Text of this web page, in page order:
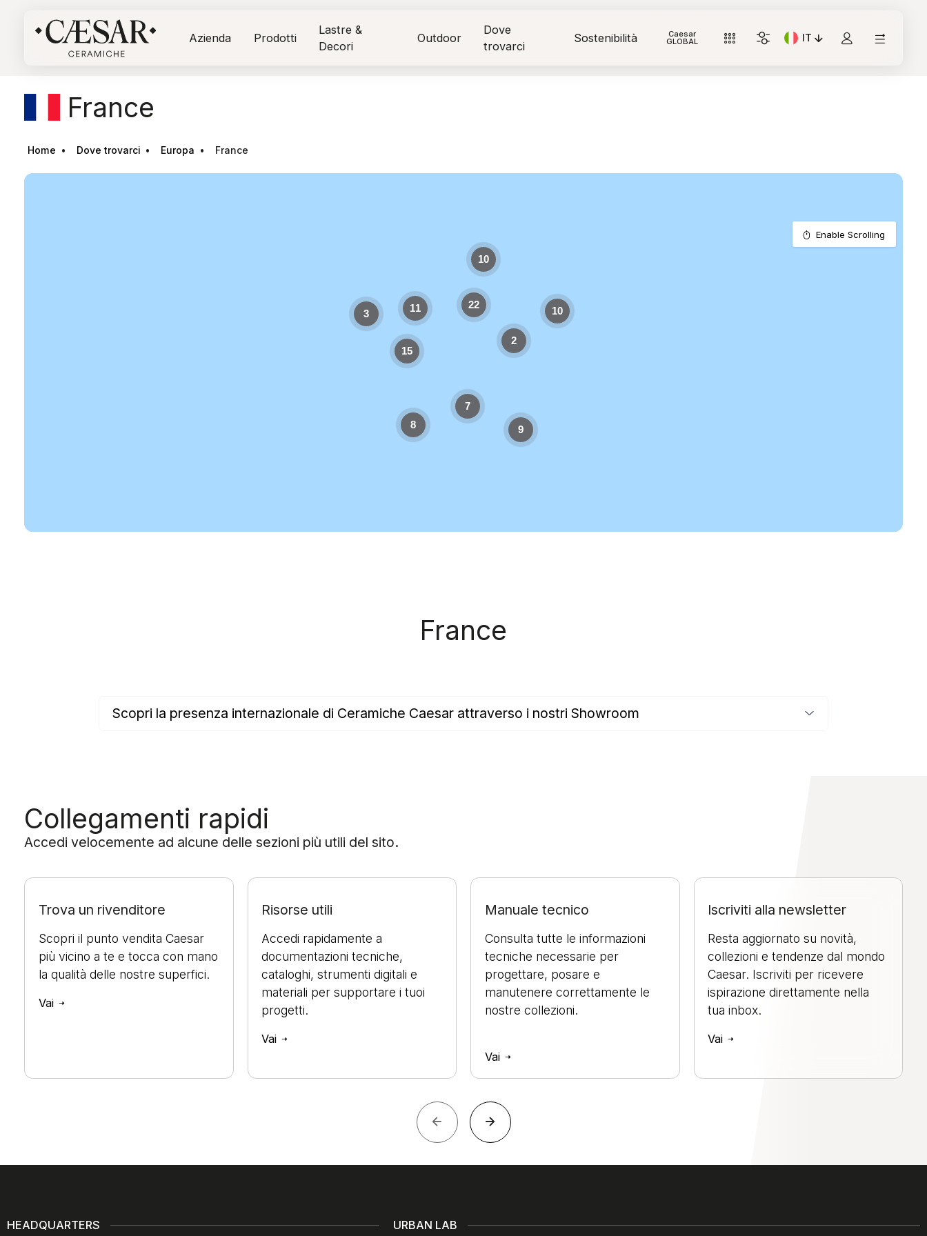
Azienda Prodotti
Lastre &
Decori
Outdoor
Dove
trovarci
Sostenibilità Caesar
GLOBAL IT
Lingua corrente: Italiano
France
Home Dove trovarci Europa France
8
7
10
22
10
2
9
15
11
3
Enable Scrolling
France
Scopri la presenza internazionale di Ceramiche Caesar attraverso i nostri Showroom
Collegamenti rapidi
Accedi velocemente ad alcune delle sezioni più utili del sito.
Trova un rivenditore
Scopri il punto vendita Caesar
più vicino a te e tocca con mano
la qualità delle nostre superfici.
Vai
Risorse utili
Accedi rapidamente a
documentazioni tecniche,
cataloghi, strumenti digitali e
materiali per supportare i tuoi
progetti.
Vai
Manuale tecnico
Consulta tutte le informazioni
tecniche necessarie per
progettare, posare e
manutenere correttamente le
nostre collezioni.
Vai
Iscriviti alla newsletter
Resta aggiornato su novità,
collezioni e tendenze dal mondo
Caesar. Iscriviti per ricevere
ispirazione direttamente nella
tua inbox.
Vai
HEADQUARTERS
URBAN LAB